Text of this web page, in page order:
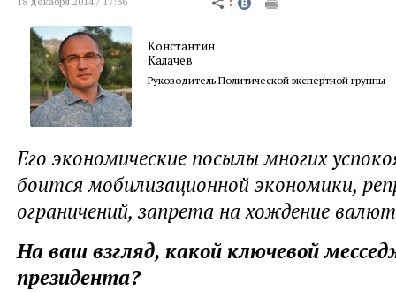
Константин
Калачев
Руководитель Политической экспертной группы
Его экономические посылы многих
боится мобилизационной экономики,
ограничений, запрета на хождение
На ваш взгляд, какой ключевой
президента?